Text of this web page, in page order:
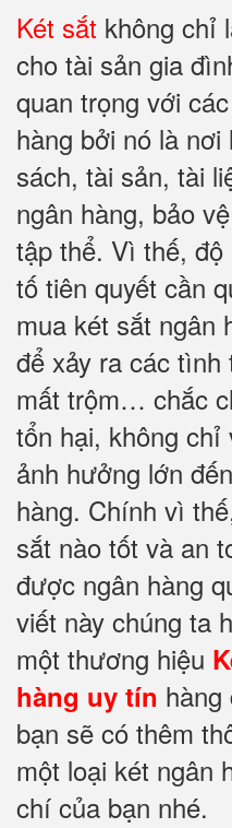
Két sắt không chỉ
cho tài sản gia
quan trọng với
hàng bởi nó là
sách, tài sản, tài
ngân hàng, bảo
tập thể. Vì thế,
tố tiên quyết cần
mua két sắt ngân
để xảy ra các tình
mất trộm… chắc
tổn hại, không
ảnh hưởng lớn
hàng. Chính vì
sắt nào tốt và an
được ngân hàng
viết này chúng ta
một thương hiệu
hàng uy tín hàng
bạn sẽ có thêm
một loại két ngân
chí của bạn nhé.